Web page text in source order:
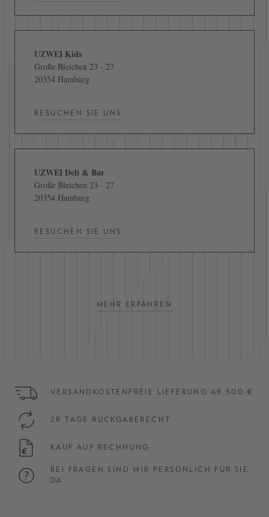
UZWEI Kids
Große Bleichen 23 - 27
20354 Hamburg
BESUCHEN SIE UNS
UZWEI Deli & Bar
Große Bleichen 23 - 27
20354 Hamburg
BESUCHEN SIE UNS
MEHR ERFAHREN
VERSANDKOSTENFREIE LIEFERUNG AB 500 €
28 TAGE RÜCKGABERECHT
KAUF AUF RECHNUNG
BEI FRAGEN SIND WIR PERSÖNLICH FÜR SIE
DA